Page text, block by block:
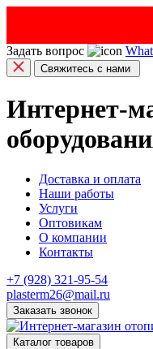
Задать вопрос
Свяжитесь с нами
Интернет-
Доставка и оплата
Наши работы
Услуги
Оптовикам
О компании
Контакты
+7 (928) 321-95-54
plasterm26@mail.ru
Заказать звонок
Каталог товаров